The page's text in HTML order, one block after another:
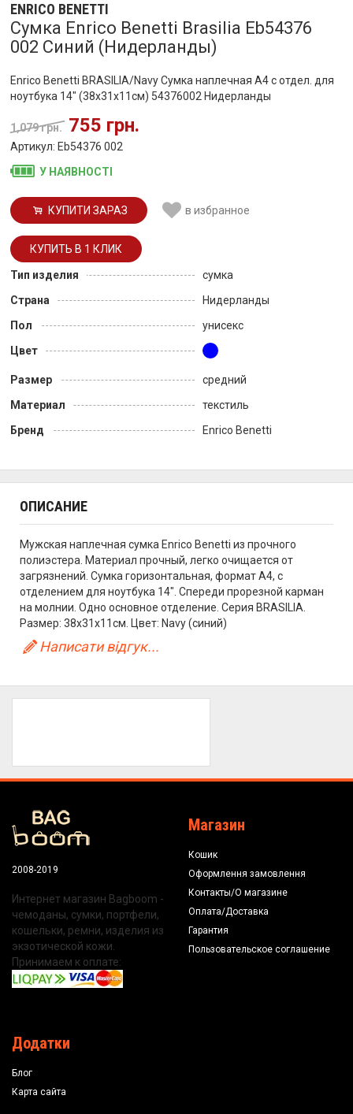
ENRICO BENETTI
Cумка Enrico Benetti Brasilia Eb54376
002 Синий (Нидерланды)
Enrico Benetti BRASILIA/Navy Сумка наплечная А4 с отдел. для
ноутбука 14" (38x31x11см) 54376002 Нидерланды
1,079 грн. 755 грн.
Артикул: Eb54376 002
У НАЯВНОСТІ
КУПИТИ ЗАРАЗ в избранное
Тип изделия
сумка
Страна
Нидерланды
Пол
унисекс
Цвет
Размер
средний
Материал
текстиль
Бренд
Enrico Benetti
ОПИСАНИЕ
Мужская наплечная сумка Enrico Benetti из прочного
полиэстера. Материал прочный, легко очищается от
загрязнений. Сумка горизонтальная, формат А4, с
отделением для ноутбука 14". Спереди прорезной карман
на молнии. Одно основное отделение. Серия BRASILIA.
Размер: 38x31x11см. Цвет: Navy (синий)
Написати відгук...
2008-2019
Интернет магазин Bagboom -
чемоданы, сумки, портфели,
кошельки, ремни, изделия из
экзотической кожи.
Принимаем к оплате:
Магазин
Кошик
Оформлення замовлення
Контакты/О магазине
Оплата/Доставка
Гарантия
Пользовательское соглашение
Додатки
Блог
Карта сайта